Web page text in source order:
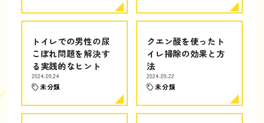
トイレでの男性の尿
こぼれ問題を解決す
る実践的なヒント
2024.09.24
未分類
クエン酸を使ったト
イレ掃除の効果と方
法
2024.09.22
未分類